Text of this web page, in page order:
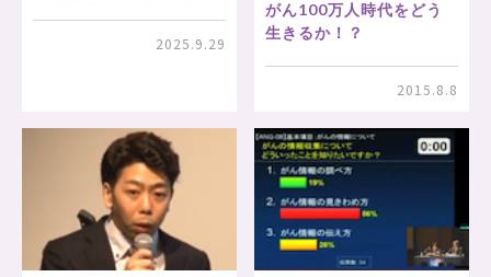
2025.9.29
がん100万人時代をどう
生きるか！？
2015.8.8